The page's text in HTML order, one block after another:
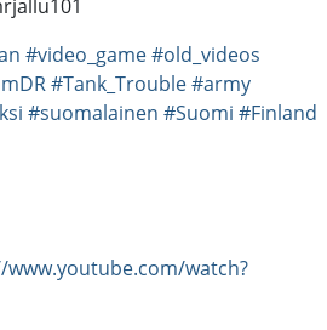
#video_game#old_videos
#Tank_Trouble#army
#suomalainen #Suomi #Finland
watch?